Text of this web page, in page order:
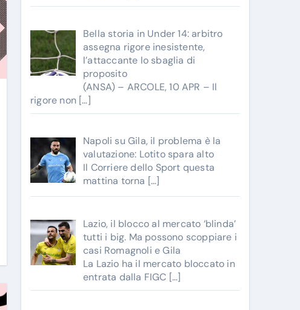
Bella storia in Under 14: arbitro
assegna rigore inesistente,
l’attaccante lo sbaglia di
proposito
(ANSA) – ARCOLE, 10 APR – Il
rigore non […]
Napoli su Gila, il problema è la
valutazione: Lotito spara alto
Il Corriere dello Sport questa
mattina torna […]
Lazio, il blocco al mercato ‘blinda’
tutti i big. Ma possono scoppiare i
casi Romagnoli e Gila
La Lazio ha il mercato bloccato in
entrata dalla FIGC […]